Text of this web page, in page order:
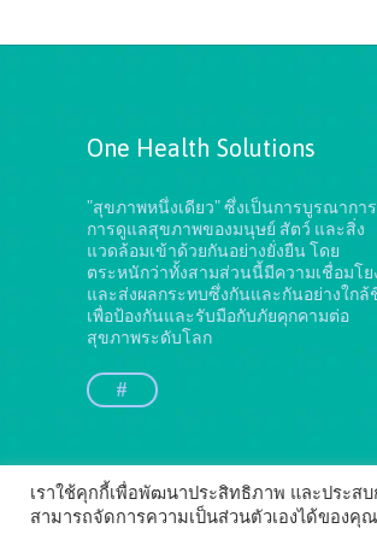
One Health Solutions
"สุขภาพหนึ่งเดียว" ซึ่งเป็นการบูรณาการ
การดูแลสุขภาพของมนุษย์ สัตว์ และสิ่ง
แวดล้อมเข้าด้วยกันอย่างยั่งยืนโดย
ตระหนักว่าทั้งสามส่วนนี้มีความเชื่อมโย
และส่งผลกระทบซึ่งกันและกันอย่างใกล้
เพื่อป้องกันและรับมือกับภัยคุกคามต่อ
สุขภาพระดับโลก
#
เราใช้คุกกี้เพื่อพัฒนาประสิทธิภาพ และประ
สามารถจัดการความเป็นส่วนตัวเองได้ของคุ